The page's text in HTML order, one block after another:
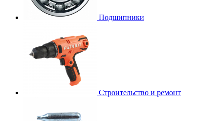
Подшипники
Строительство и ремонт